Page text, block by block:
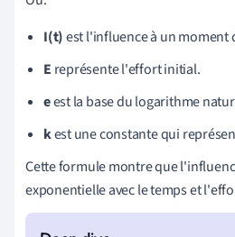
I(t)est l'influence à un moment
E représente l'effort initial.
eest la base du logarithme
kest une constante qui
Cette formule montre que
exponentielle avec le temps et